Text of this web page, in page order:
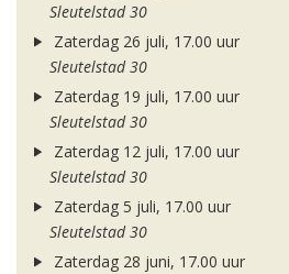
Sleutelstad 30
Zaterdag 26 juli, 17.00 uur
Sleutelstad 30
Zaterdag 19 juli, 17.00 uur
Sleutelstad 30
Zaterdag 12 juli, 17.00 uur
Sleutelstad 30
Zaterdag 5 juli, 17.00 uur
Sleutelstad 30
Zaterdag 28 juni, 17.00 uur